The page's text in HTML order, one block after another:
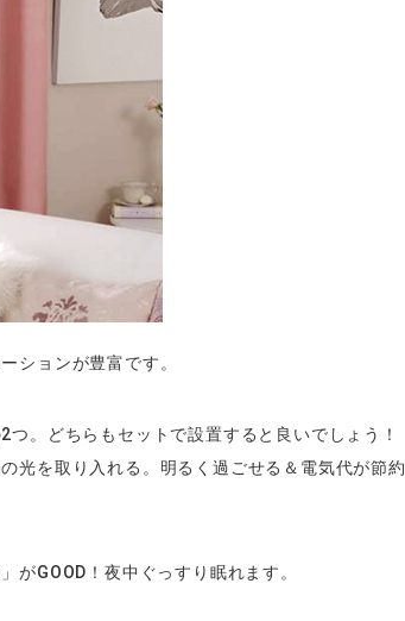
ションが豊富です。
。どちらもセットで設置すると良いでしょう！
光を取り入れる。明るく過ごせる＆電気代が節約
がGOOD！夜中ぐっすり眠れます。